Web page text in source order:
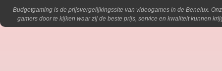
Budgetgaming is de prijsvergelijkingssite van videogames in de Benelux.
gamers door te kijken waar zij de beste prijs, service en kwaliteit kunnen